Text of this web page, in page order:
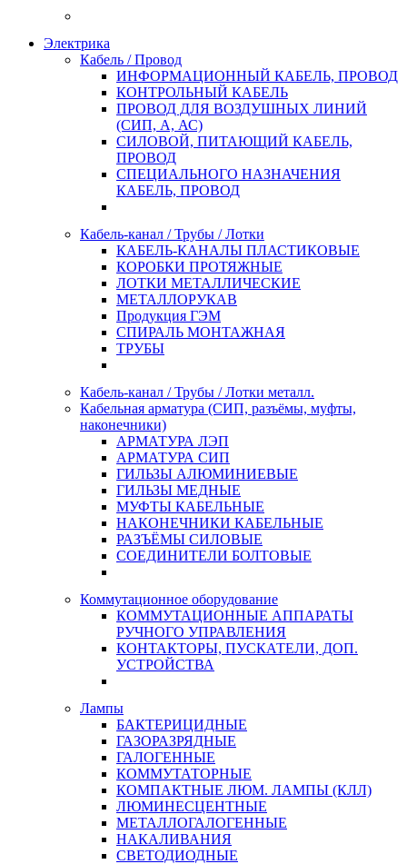
Электрика
Кабель / Провод
ИНФОРМАЦИОННЫЙ КАБЕЛЬ, ПРОВОД
КОНТРОЛЬНЫЙ КАБЕЛЬ
ПРОВОД ДЛЯ ВОЗДУШНЫХ ЛИНИЙ
(СИП, А, АС)
СИЛОВОЙ, ПИТАЮЩИЙ КАБЕЛЬ,
ПРОВОД
СПЕЦИАЛЬНОГО НАЗНАЧЕНИЯ
КАБЕЛЬ, ПРОВОД
Кабель-канал / Трубы / Лотки
КАБЕЛЬ-КАНАЛЫ ПЛАСТИКОВЫЕ
КОРОБКИ ПРОТЯЖНЫЕ
ЛОТКИ МЕТАЛЛИЧЕСКИЕ
МЕТАЛЛОРУКАВ
Продукция ГЭМ
СПИРАЛЬ МОНТАЖНАЯ
ТРУБЫ
Кабель-канал / Трубы / Лотки металл.
Кабельная арматура (СИП, разъёмы, муфты,
наконечники)
АРМАТУРА ЛЭП
АРМАТУРА СИП
ГИЛЬЗЫ АЛЮМИНИЕВЫЕ
ГИЛЬЗЫ МЕДНЫЕ
МУФТЫ КАБЕЛЬНЫЕ
НАКОНЕЧНИКИ КАБЕЛЬНЫЕ
РАЗЪЁМЫ СИЛОВЫЕ
СОЕДИНИТЕЛИ БОЛТОВЫЕ
Коммутационное оборудование
КОММУТАЦИОННЫЕ АППАРАТЫ
РУЧНОГО УПРАВЛЕНИЯ
КОНТАКТОРЫ, ПУСКАТЕЛИ, ДОП.
УСТРОЙСТВА
Лампы
БАКТЕРИЦИДНЫЕ
ГАЗОРАЗРЯДНЫЕ
ГАЛОГЕННЫЕ
КОММУТАТОРНЫЕ
КОМПАКТНЫЕ ЛЮМ. ЛАМПЫ (КЛЛ)
ЛЮМИНЕСЦЕНТНЫЕ
МЕТАЛЛОГАЛОГЕННЫЕ
НАКАЛИВАНИЯ
СВЕТОДИОДНЫЕ